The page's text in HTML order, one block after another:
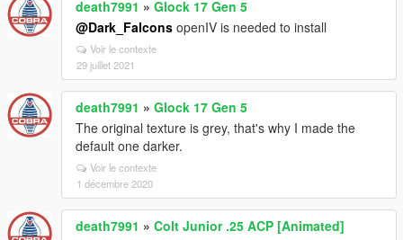
death7991 » Glock 17 Gen 5
@Dark_Falcons openIV is needed to install
Voir le contexte
29 juillet 2021
death7991 » Glock 17 Gen 5
The original texture is grey, that's why I made the
default one darker.
Voir le contexte
1 décembre 2020
death7991 » Colt Junior .25 ACP [Animated]